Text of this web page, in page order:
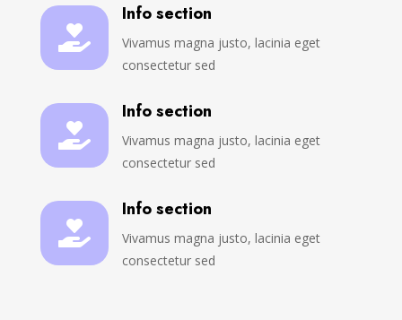

Info section
Vivamus magna justo, lacinia eget
consectetur sed

Info section
Vivamus magna justo, lacinia eget
consectetur sed

Info section
Vivamus magna justo, lacinia eget
consectetur sed